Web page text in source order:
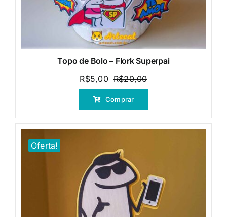
Topo de Bolo – Flork Superpai
R$20,00O
preço
era:
R$5,00
O
preço
é:
Comprar
Oferta!